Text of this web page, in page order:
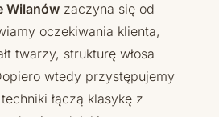
Wilanów zaczyna się od
oczekiwania klienta,
twarzy, strukturę włosa
wtedy przystępujemy
łączą klasykę z